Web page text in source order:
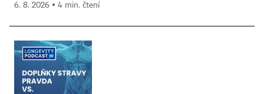
6. 8. 2026 ▪ 4 min. čtení